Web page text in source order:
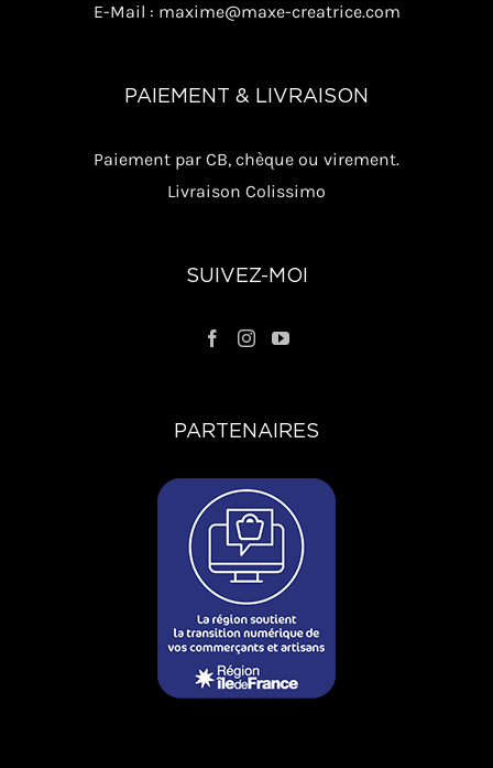
E-Mail : maxime@maxe-creatrice.com
PAIEMENT & LIVRAISON
Paiement par CB, chèque ou virement.
Livraison Colissimo
SUIVEZ-MOI
PARTENAIRES